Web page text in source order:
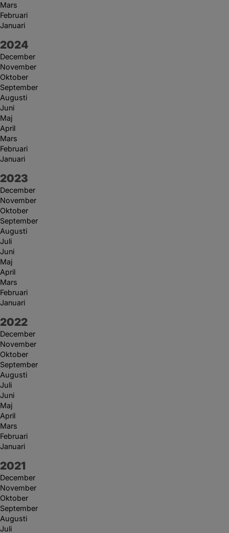
Mars
Februari
Januari
År:
2024
December
November
Oktober
September
Augusti
Juni
Maj
April
Mars
Februari
Januari
År:
2023
December
November
Oktober
September
Augusti
Juli
Juni
Maj
April
Mars
Februari
Januari
År:
2022
December
November
Oktober
September
Augusti
Juli
Juni
Maj
April
Mars
Februari
Januari
År:
2021
December
November
Oktober
September
Augusti
Juli